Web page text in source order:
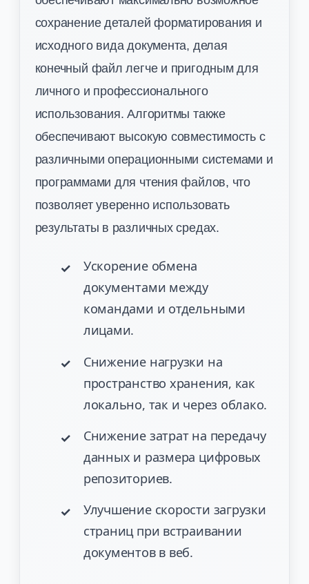
сохранение деталей форматирования и
исходного вида документа, делая
конечный файл легче и пригодным для
личного и профессионального
использования. Алгоритмы также
обеспечивают высокую совместимость с
различными операционными системами и
программами для чтения файлов, что
позволяет уверенно использовать
результаты в различных средах.
Ускорение обмена
документами между
командами и отдельными
лицами.
Снижение нагрузки на
пространство хранения, как
локально, так и через облако.
Снижение затрат на передачу
данных и размера цифровых
репозиториев.
Улучшение скорости загрузки
страниц при встраивании
документов в веб.